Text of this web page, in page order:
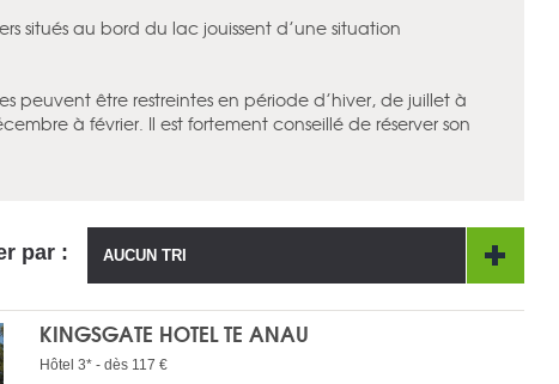
situés au bord du lac jouissent d’une situation
peuvent être restreintes en période d’hiver, de juillet à
à février. Il est fortement conseillé de réserver son
par : AUCUN TRI
KINGSGATE HOTEL TE ANAU
Hôtel 3* - dès 117 €